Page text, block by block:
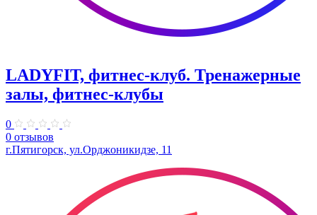
LADYFIT, фитнес-клуб. Тренажерные
залы, фитнес-клубы
0
0 отзывов
г.Пятигорск, ул.Орджоникидзе, 11